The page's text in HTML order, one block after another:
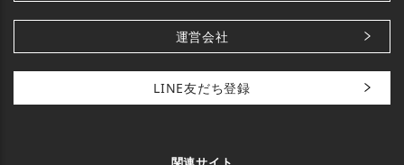
運営会社
LINE友だち登録